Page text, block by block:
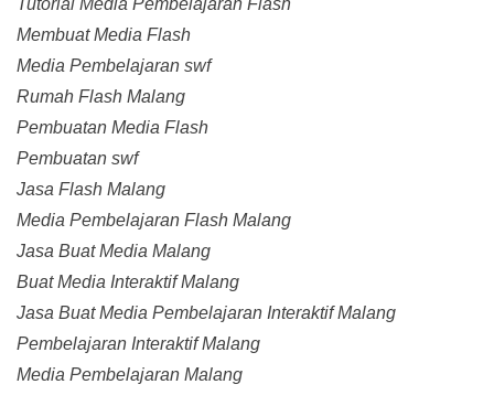
Tutorial Media Pembelajaran Flash
Membuat Media Flash
Media Pembelajaran swf
Rumah Flash Malang
Pembuatan Media Flash
Pembuatan swf
Jasa Flash Malang
Media Pembelajaran Flash Malang
Jasa Buat Media Malang
Buat Media Interaktif Malang
Jasa Buat Media Pembelajaran Interaktif Malang
Pembelajaran Interaktif Malang
Media Pembelajaran Malang